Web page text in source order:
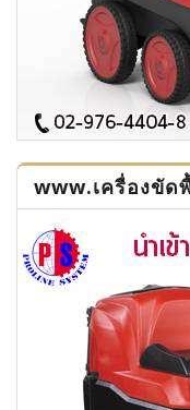
www.เครื่องขัด